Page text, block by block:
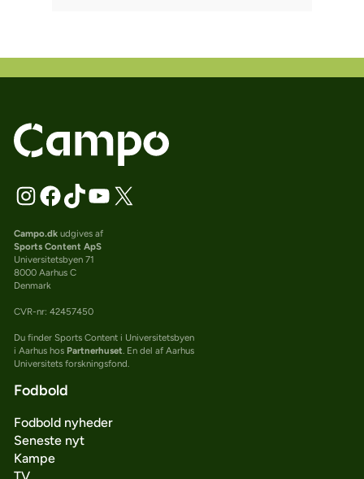
Campo.dkudgives af
Sports Content ApS
Universitetsbyen 71
8000 Aarhus C
Denmark
CVR-nr: 42457450
Du finder Sports Content i Universitetsbyen
i Aarhus hos Partnerhuset. En del af Aarhus
Universitets forskningsfond.
Fodbold
Fodbold nyheder
Seneste nyt
Kampe